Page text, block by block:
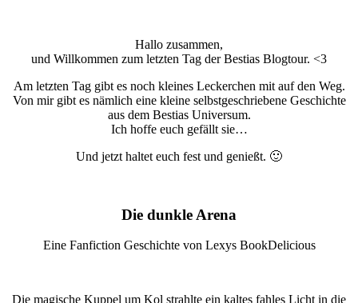
Hallo zusammen,
und Willkommen zum letzten Tag der Bestias Blogtour. <3
Am letzten Tag gibt es noch kleines Leckerchen mit auf den Weg.
Von mir gibt es nämlich eine kleine selbstgeschriebene Geschichte
aus dem Bestias Universum.
Ich hoffe euch gefällt sie…
Und jetzt haltet euch fest und genießt. 🙂
Die dunkle Arena
Eine Fanfiction Geschichte von Lexys BookDelicious
Die magische Kuppel um Kol strahlte ein kaltes fahles Licht in die